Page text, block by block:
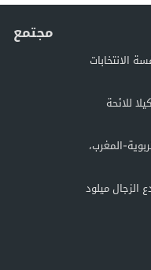
الانتخابات
للائحة
المغرب،
الزجال ميلود
مجتمع